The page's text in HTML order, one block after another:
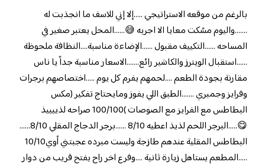
بالرغم من موقعه الاستراتيجي …..إلا إني للاسف ما انجذبت له
…….واليوم مسًكت معايا الا اجربه 😅……المحل يعتبر صغير في
المساحه ……التكييف مقبول ……الإضاءة مناسبة….النظافة ملحوظة
……استقبال الويترز والكاشير رائع…….الاسعار مناسبة جداً يا ناس
مقارنة بجودة الطعم ….لحمهم يفرم كل يوم …..اختصاصهم برجرات
وفرايز وجمبري …….الطبق اللي يفوز ومايحتاج تفكير (مكس
البطاطس مع الفرايز مع الصوصات )100/100 صراحه لذييييذ
😋…..البرجر اللحم لذيذ اعطيه 8/10 ……برجر الدجاج المقلي 8/10……
البطاطس المقلية عندهم طازجة وليست مبرده عجبتني أوي10/10
…..المطعم يستاهل زيارة ثانية ….وفرع اخر راح يفتح قريب من دوار